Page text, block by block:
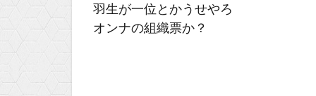
羽生が一位とかうせやろ
オンナの組織票か？